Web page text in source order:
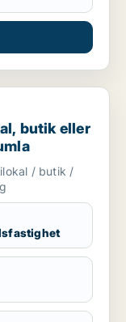
bostadsfastighet
butik eller
/ butik /